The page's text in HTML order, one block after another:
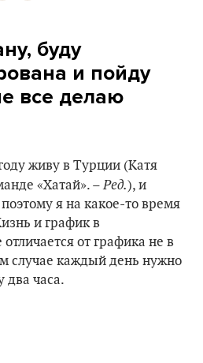
буду
и пойду
все делаю
живу в Турции (Катя
«Хатай». –Ред.), и
я на какое-то время
и график в
от графика не в
случае каждый день нужно
два часа.